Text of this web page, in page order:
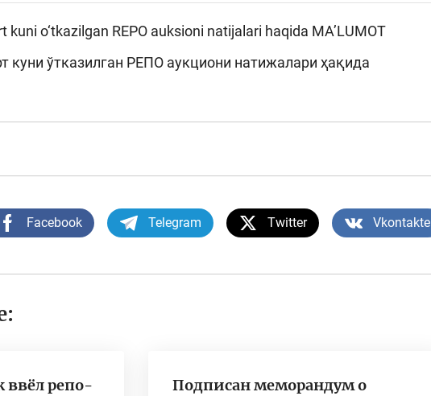
kuni o‘tkazilgan REPO auksioni natijalari haqida MA’LUMOT
куни ўтказилган РЕПО аукциони натижалари ҳақида
Facebook Telegram Twitter Vkontakte
ввёл репо-
Подписан меморандум о